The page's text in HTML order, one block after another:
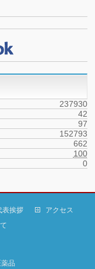
237930
42
97
152793
662
100
0
表挨拶
アクセス
品